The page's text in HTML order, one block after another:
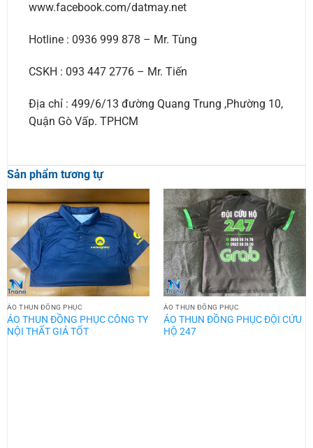
www.facebook.com/datmay.net
Hotline : 0936 999 878 – Mr. Tùng
CSKH : 093 447 2776 – Mr. Tiến
Địa chỉ : 499/6/13 đường Quang Trung ,Phường 10,
Quận Gò Vấp. TPHCM
Sản phẩm tương tự
ÁO THUN ĐỒNG PHỤC
ÁO THUN ĐỒNG PHỤC CÔNG TY
NỘI THẤT GIÁ TỐT
ÁO THUN ĐỒNG PHỤC
ÁO THUN ĐỒNG PHỤC ĐỘI CỨU
HỘ 247